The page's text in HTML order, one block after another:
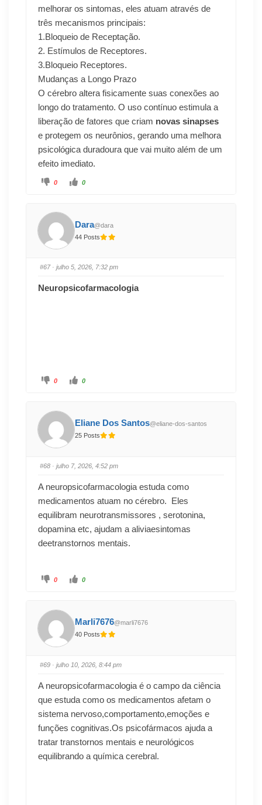
melhorar os sintomas, eles atuam através de
três mecanismos principais:
1.Bloqueio de Receptação.
2. Estímulos de Receptores.
3.Bloqueio Receptores.
Mudanças a Longo Prazo
O cérebro altera fisicamente suas conexões ao
longo do tratamento. O uso contínuo estimula a
liberação de fatores que criam novas sinapses
e protegem os neurônios, gerando uma melhora
psicológica duradoura que vai muito além de um
efeito imediato.
0 0
Dara@dara
44 Posts
#67· julho 5, 2026, 7:32 pm
Neuropsicofarmacologia
0 0
Eliane Dos Santos@eliane-dos-santos
25 Posts
#68 · julho 7, 2026, 4:52 pm
A neuropsicofarmacologia estuda como
medicamentos atuam no cérebro. Eles
equilibram neurotransmissores , serotonina,
dopamina etc, ajudam a aliviaesintomas
deetranstornos mentais.
0 0
Marli7676@marli7676
40 Posts
#69 · julho 10, 2026, 8:44 pm
A neuropsicofarmacologia é o campo da ciência
que estuda como os medicamentos afetam o
sistema nervoso,comportamento,emoções e
funções cognitivas.Os psicofármacos ajuda a
tratar transtornos mentais e neurológicos
equilibrando a química cerebral.